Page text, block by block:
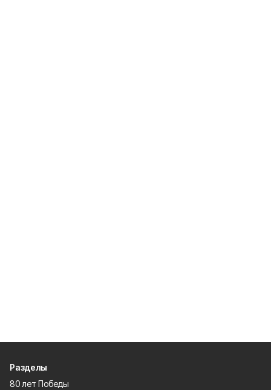
Разделы
80 лет Победы